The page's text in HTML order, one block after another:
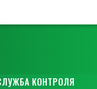
КОНТРОЛЯ